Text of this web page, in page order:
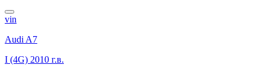
vin
Audi A7
I (4G) 2010 г.в.